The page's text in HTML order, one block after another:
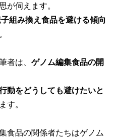
が伺えます。
組み換え食品を避ける傾向
者は、 ゲノム編集食品の開
動をどうしても避けたいと
す。
食品の関係者たちはゲノム